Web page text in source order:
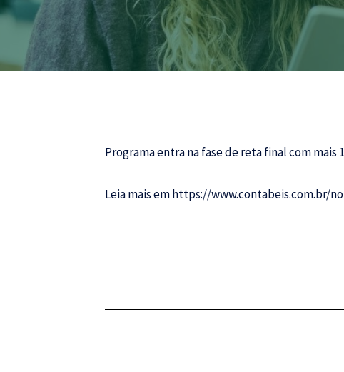
Programa entra na fase de reta final com mais
Leia mais emhttps://www.contabeis.com.br/